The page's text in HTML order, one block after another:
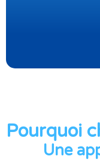
Pourquoi
Une